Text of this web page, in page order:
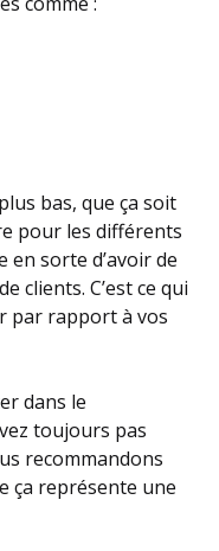
bas, que ça soit
pour les différents
sorte d’avoir de
clients. C’est ce qui
par rapport à vos
dans le
toujours pas
recommandons
ça représente une